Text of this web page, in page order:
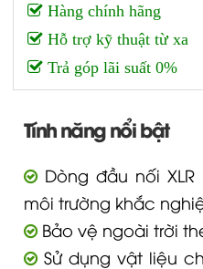
Hàng chính hãng
Hỗ trợ kỹ thuật từ xa
Trả góp lãi suất 0%
Tính năng nổi bật
Dòng đầu nối
môi trường khắc
Bảo vệ ngoài trời
Sử dụng vật liệu